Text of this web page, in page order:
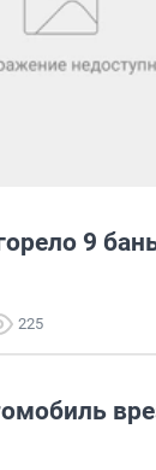
9
225